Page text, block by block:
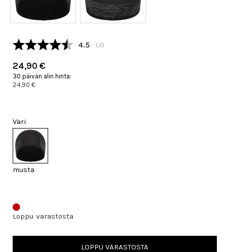
Keskimääräinen luokitus:
4.5 (äänet:
2)
24,90 €
30 päivän alin hinta:
24,90 €
Väri
musta
Loppu varastosta
LOPPU VARASTOSTA